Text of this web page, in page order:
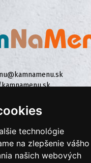
technológie
na zlepšenie vášho
našich webových
NÁS